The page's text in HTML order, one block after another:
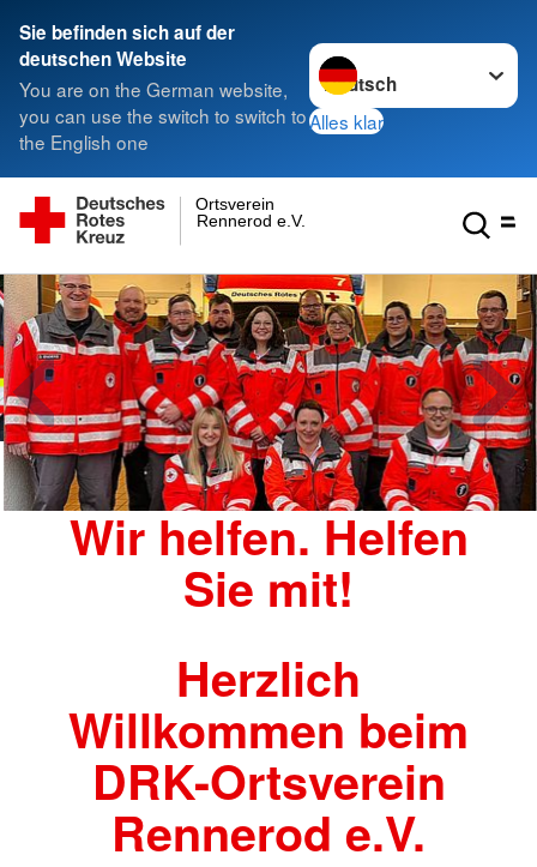
Sie befinden sich auf der
deutschen Website
You are on the German website,
you can use the switch to switch to
the English one
Sprache wechseln zu
Alles klar
Rennerod e.V.
Ortsverein
Wir helfen. Helfen
Sie mit!
Herzlich
Willkommen beim
DRK-Ortsverein
Rennerod e.V.